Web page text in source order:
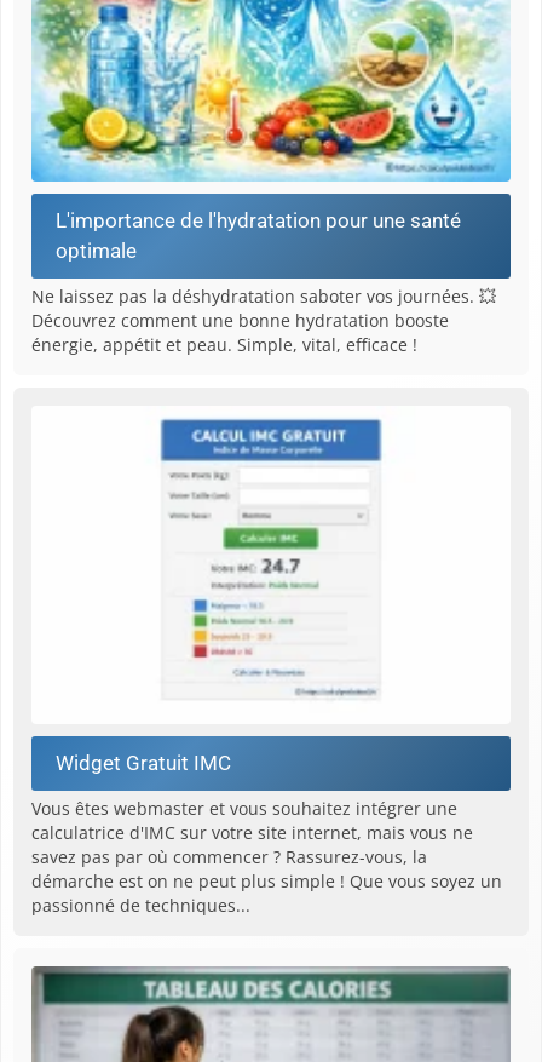
L'importance de l'hydratation pour une santé
optimale
Ne laissez pas la déshydratation saboter vos journées. 💥
Découvrez comment une bonne hydratation booste
énergie, appétit et peau. Simple, vital, efficace !
Widget Gratuit IMC
Vous êtes webmaster et vous souhaitez intégrer une
calculatrice d'IMC sur votre site internet, mais vous ne
savez pas par où commencer ? Rassurez-vous, la
démarche est on ne peut plus simple ! Que vous soyez un
passionné de techniques...